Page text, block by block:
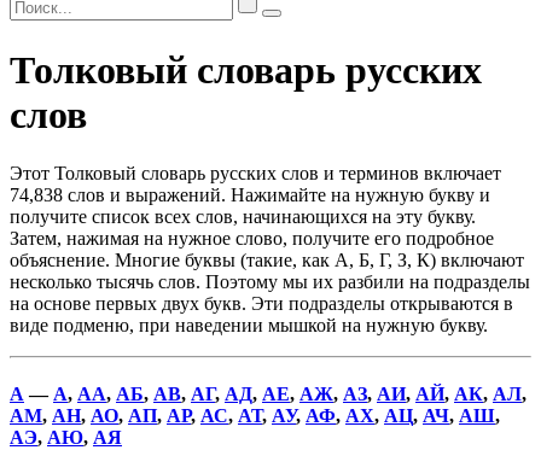
Толковый словарь русских
слов
Этот Толковый словарь русских слов и терминов включает
74,838 слов и выражений. Нажимайте на нужную букву и
получите список всех слов, начинающихся на эту букву.
Затем, нажимая на нужное слово, получите его подробное
объяснение. Многие буквы (такие, как А, Б, Г, З, К) включают
несколько тысячь слов. Поэтому мы их разбили на подразделы
на основе первых двух букв. Эти подразделы открываются в
виде подменю, при наведении мышкой на нужную букву.
А — А, АА, АБ, АВ, АГ, АД, АЕ, АЖ, АЗ, АИ, АЙ, АК, АЛ,
АМ, АН, АО, АП, АР, АС, АТ, АУ, АФ, АХ, АЦ, АЧ, АШ,
АЭ, АЮ, АЯ